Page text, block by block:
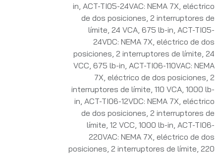
in ACT-TI05-24VAC: NEMA 7X, eléctrico
de dos posiciones, 2 interruptores de
límite, 24 VCA, 675 lb-in ACT-TI05-
24VDC: NEMA 7X, eléctrico de dos
posiciones, 2 interruptores de límite, 24
VCC, 675 lb-in ACT-TI06-110VAC: NEMA
7X, eléctrico de dos posiciones, 2
interruptores de límite, 110 VCA, 1000 lb-
in ACT-TI06-12VDC: NEMA 7X, eléctrico
de dos posiciones, 2 interruptores de
límite, 12 VCC, 1000 lb-in ACT-TI06-
220VAC: NEMA 7X, eléctrico de dos
posiciones, 2 interruptores de límite, 220